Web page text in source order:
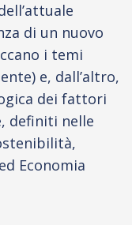
di un nuovo
i temi
e, dall’altro,
dei fattori
definiti nelle
Economia